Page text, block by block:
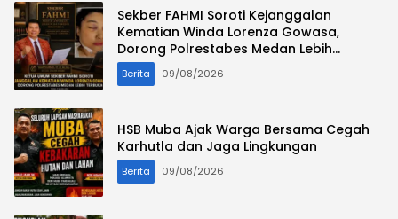
Sekber FAHMI Soroti Kejanggalan
Kematian Winda Lorenza Gowasa,
Dorong Polrestabes Medan Lebih
Terbuka
Berita 09/08/2026
HSB Muba Ajak Warga Bersama Cegah
Karhutla dan Jaga Lingkungan
Berita 09/08/2026